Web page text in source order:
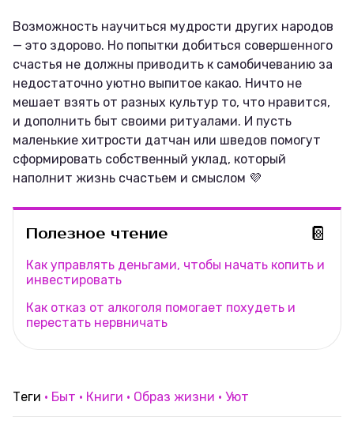
Возможность научиться мудрости других народов
— это здорово. Но попытки добиться совершенного
счастья не должны приводить к самобичеванию за
недостаточно уютно выпитое какао. Ничто не
мешает взять от разных культур то, что нравится,
и дополнить быт своими ритуалами. И пусть
маленькие хитрости датчан или шведов помогут
сформировать собственный уклад, который
наполнит жизнь счастьем и смыслом 💜
Полезное чтение 📔
Как управлять деньгами, чтобы начать копить и
инвестировать
Как отказ от алкоголя помогает похудеть и
перестать нервничать
Теги Быт Книги Образ жизни Уют